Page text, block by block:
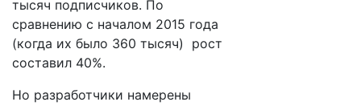
тысяч подписчиков. По
сравнению с началом 2015 года
(когда их было 360 тысяч) рост
составил 40%.
Но разработчики намерены